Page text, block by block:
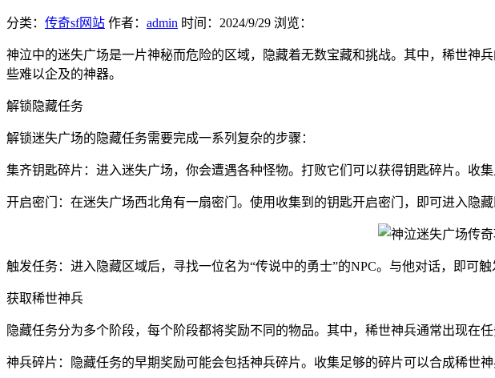
分类： 传奇sf网站 作者： admin 时间： 2024/9/29 浏览：
神泣中的迷失广场是一片神秘而危险的区域，隐藏着无数宝藏和挑战。其中，稀世神
些难以企及的神器。
解锁隐藏任务
解锁迷失广场的隐藏任务需要完成一系列复杂的步骤：
集齐钥匙碎片：进入迷失广场，你会遭遇各种怪物。打败它们可以获得钥匙碎片。收
开启密门：在迷失广场西北角有一扇密门。使用收集到的钥匙开启密门，即可进入隐藏
触发任务：进入隐藏区域后，寻找一位名为“传说中的勇士”的NPC。与他对话，即可触
获取稀世神兵
隐藏任务分为多个阶段，每个阶段都将奖励不同的物品。其中，稀世神兵通常出现在任
神兵碎片：隐藏任务的早期奖励可能会包括神兵碎片。收集足够的碎片可以合成稀世神